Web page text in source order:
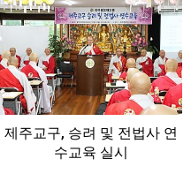
제주교구, 승려 및 전법사 연
수교육 실시